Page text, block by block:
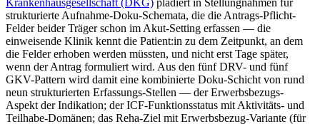
Krankenhausgesellschaft (DKG) plädiert in Stellungnahmen für
strukturierte Aufnahme-Doku-Schemata, die die Antrags-Pflicht-
Felder beider Träger schon im Akut-Setting erfassen — die
einweisende Klinik kennt die Patient:in zu dem Zeitpunkt, an dem
die Felder erhoben werden müssten, und nicht erst Tage später,
wenn der Antrag formuliert wird. Aus den fünf DRV- und fünf
GKV-Pattern wird damit eine kombinierte Doku-Schicht von rund
neun strukturierten Erfassungs-Stellen — der Erwerbsbezugs-
Aspekt der Indikation; der ICF-Funktionsstatus mit Aktivitäts- und
Teilhabe-Domänen; das Reha-Ziel mit Erwerbsbezug-Variante (für